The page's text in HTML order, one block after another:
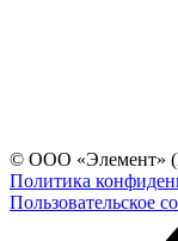
© ООО «Элемент»
Политика
Пользовательское